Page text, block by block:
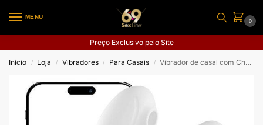
MENU
0
Preço Exclusivo pelo Site
Início / Loja / Vibradores / Para Casais / Vibrador de casal com Choque Elétrico e Case – Jenny – APP